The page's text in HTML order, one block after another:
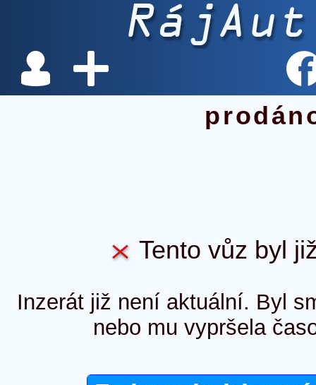
Tento vůz byl
Inzerát již není aktuální. Byl
nebo mu vypršela